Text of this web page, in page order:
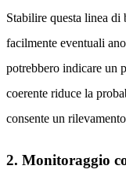
Stabilire questa linea
facilmente eventuali
potrebbero indicare un
coerente riduce la
consente un
2. Monitoraggio